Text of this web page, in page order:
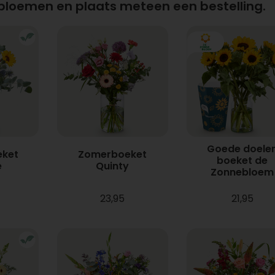
en plaats meteen een bestelling.
Zomerboeket
Quinty
23,95
Goede
boeket de
Zonnebloem
21,95